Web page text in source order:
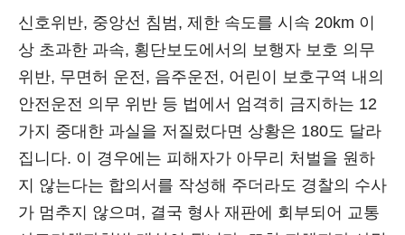
신호위반, 중앙선 침범, 제한 속도를 시속 20km 이
상 초과한 과속, 횡단보도에서의 보행자 보호 의무
위반, 무면허 운전, 음주운전, 어린이 보호구역 내의
안전운전 의무 위반 등 법에서 엄격히 금지하는 12
가지 중대한 과실을 저질렀다면 상황은 180도 달라
집니다. 이 경우에는 피해자가 아무리 처벌을 원하
지 않는다는 합의서를 작성해 주더라도 경찰의 수사
가 멈추지 않으며, 결국 형사 재판에 회부되어 교통